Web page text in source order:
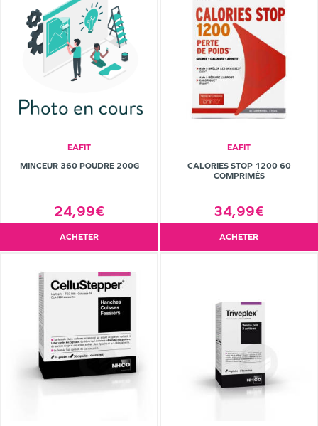
EAFIT
MINCEUR 360 POUDRE 200G
24,99€
ACHETER
EAFIT
CALORIES STOP 1200 60
COMPRIMÉS
34,99€
ACHETER